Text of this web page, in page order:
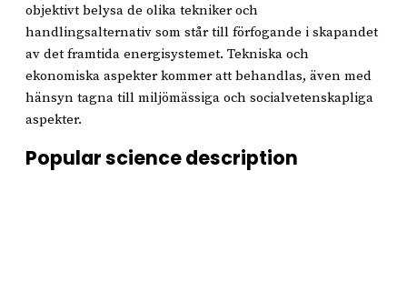
objektivt belysa de olika tekniker och
handlingsalternativ som står till förfogande i skapandet
av det framtida energisystemet. Tekniska och
ekonomiska aspekter kommer att behandlas, även med
hänsyn tagna till miljömässiga och socialvetenskapliga
aspekter.
Popular science description